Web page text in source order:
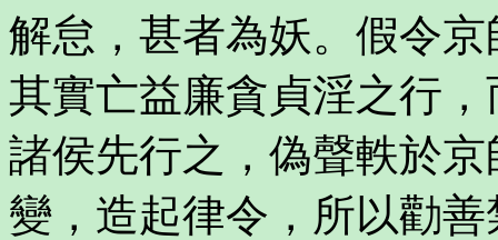
解怠，甚者為妖。假令
其實亡益廉貪貞淫之行
諸侯先行之，偽聲軼於
變，造起律令，所以勸